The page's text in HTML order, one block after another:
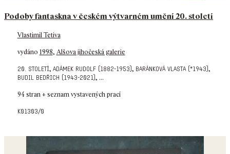
Podoby fantaskna v českém výtvarném umění 20. století
Vlastimil Tetiva
vydáno 1998, Alšova jihočeská galerie
20. století, adámek rudolf (1882-1953), baránková vlasta (*1943),
budil bedřich (1943-2021), ...
94 stran + seznam vystavených prací
k01303/0